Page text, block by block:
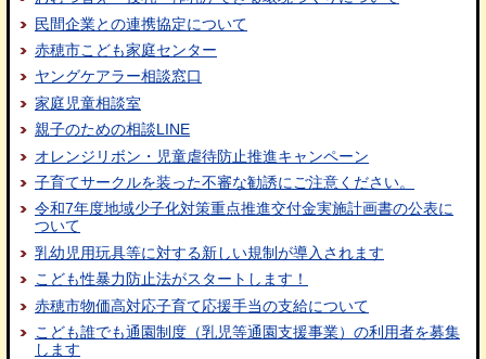
民間企業との連携協定について
赤穂市こども家庭センター
ヤングケアラー相談窓口
家庭児童相談室
親子のための相談LINE
オレンジリボン・児童虐待防止推進キャンペーン
子育てサークルを装った不審な勧誘にご注意ください。
令和7年度地域少子化対策重点推進交付金実施計画書の公表に
ついて
乳幼児用玩具等に対する新しい規制が導入されます
こども性暴力防止法がスタートします！
赤穂市物価高対応子育て応援手当の支給について
こども誰でも通園制度（乳児等通園支援事業）の利用者を募集
します